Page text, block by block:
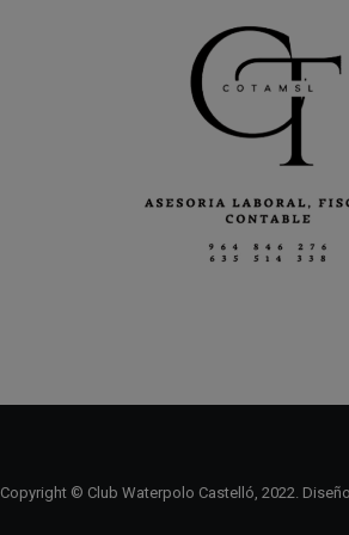
Copyright © Club Waterpolo Castelló, 2022.